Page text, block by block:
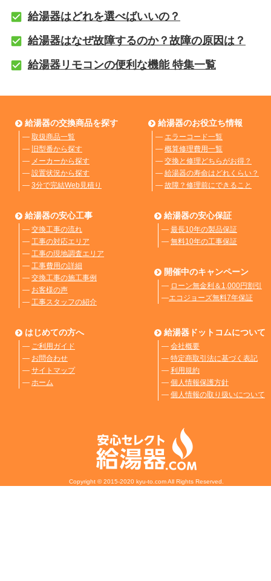
給湯器はどれを選べばいいの？
給湯器はなぜ故障するのか？故障の原因は？
給湯器リモコンの便利な機能 特集一覧
給湯器の交換商品を探す
― 取扱商品一覧
― 旧型番から探す
― メーカーから探す
― 設置状況から探す
― 3分で完結Web見積り
給湯器のお役立ち情報
― エラーコード一覧
― 概算修理費用一覧
― 交換と修理どちらがお得？
― 給湯器の寿命はどれくらい？
― 故障？修理前にできること
給湯器の安心工事
― 交換工事の流れ
― 工事の対応エリア
― 工事の現地調査エリア
― 工事費用の詳細
― 交換工事の施工事例
― お客様の声
― 工事スタッフの紹介
給湯器の安心保証
― 最長10年の製品保証
― 無料10年の工事保証
開催中のキャンペーン
― ローン無金利＆1,000円割引
―エコジョーズ無料7年保証
はじめての方へ
― ご利用ガイド
― お問合わせ
― サイトマップ
― ホーム
給湯器ドットコムについて
― 会社概要
― 特定商取引法に基づく表記
― 利用規約
― 個人情報保護方針
― 個人情報の取り扱いについて
Copyright © 2015-2020 kyu-to.com All Rights Reserved.